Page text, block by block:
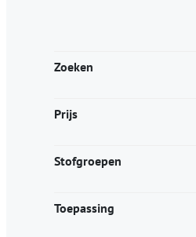
Zoeken
Prijs
Stofgroepen
Toepassing
kan
op
productpagina